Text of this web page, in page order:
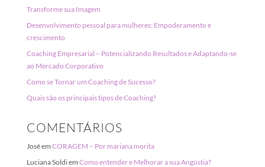
Transforme sua Imagem
Desenvolvimento pessoal para mulheres: Empoderamento e
crescimento
Coaching Empresarial – Potencializando Resultados e Adaptando-se
ao Mercado Corporativo
Como se Tornar um Coaching de Sucesso?
Quais são os principais tipos de Coaching?
COMENTÁRIOS
Joséem CORAGEM – Por mariana morita
Luciana Soldiem Como entender e Melhorar a sua Angústia?